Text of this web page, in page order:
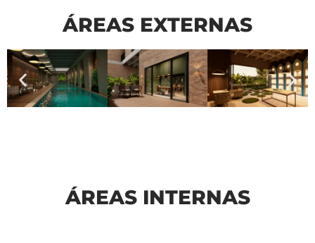
ÁREAS EXTERNAS
ÁREAS INTERNAS